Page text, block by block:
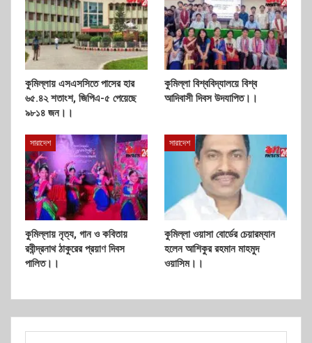
কুমিল্লায় এসএসসিতে পাসের হার
৬৫.৪২ শতাংশ, জিপিএ-৫ পেয়েছে
৯৮১৪ জন।।
কুমিল্লা বিশ্ববিদ্যালয়ে বিশ্ব
আদিবাসী দিবস উদযাপিত।।
সারাদেশ
কুমিল্লায় নৃত্য, গান ও কবিতায়
রবীন্দ্রনাথ ঠাকুরের প্রয়াণ দিবস
পালিত।।
সারাদেশ
কুমিল্লা ওয়াসা বোর্ডের চেয়ারম্যান
হলেন আশিকুর রহমান মাহমুদ
ওয়াসিম।।